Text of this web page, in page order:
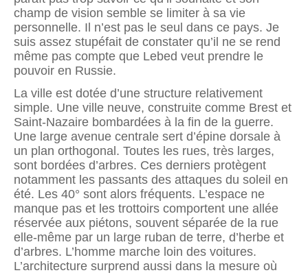
champ de vision semble se limiter à sa vie
personnelle. Il n’est pas le seul dans ce pays. Je
suis assez stupéfait de constater qu’il ne se rend
même pas compte que Lebed veut prendre le
pouvoir en Russie.
La ville est dotée d’une structure relativement
simple. Une ville neuve, construite comme Brest et
Saint-Nazaire bombardées à la fin de la guerre.
Une large avenue centrale sert d’épine dorsale à
un plan orthogonal. Toutes les rues, très larges,
sont bordées d’arbres. Ces derniers protègent
notamment les passants des attaques du soleil en
été. Les 40° sont alors fréquents. L’espace ne
manque pas et les trottoirs comportent une allée
réservée aux piétons, souvent séparée de la rue
elle-même par un large ruban de terre, d’herbe et
d’arbres. L’homme marche loin des voitures.
L’architecture surprend aussi dans la mesure où